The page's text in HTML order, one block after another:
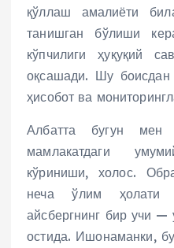
қўллаш амалиёти
танишган бўлиши
кўпчилиги ҳуқуқий
оқсашади. Шу
ҳисобот ва
Албатта бугун мен
мамлакатдаги
кўриниши, холос.
неча ўлим ҳолати
айсбергнинг бир учи —
остида. Ишонаманки,